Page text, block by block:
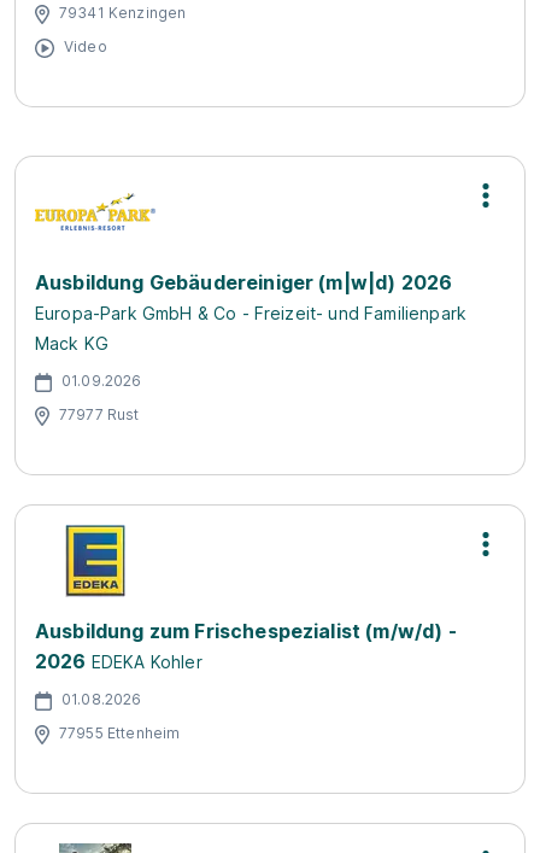
79341 Kenzingen
Video
Ausbildung Gebäudereiniger (m|w|d) 2026
Europa-Park GmbH & Co - Freizeit- und Familienpark
Mack KG
01.09.2026
77977 Rust
Ausbildung zum Frischespezialist (m/w/d) -
2026 EDEKA Kohler
01.08.2026
77955 Ettenheim